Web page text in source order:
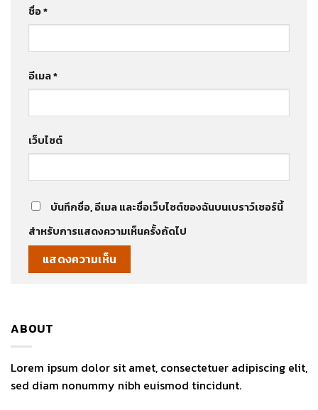
ชื่อ*
อีเมล*
เว็บไซต์
บันทึกชื่อ, อีเมล และชื่อเว็บไซต์ของฉันบนเบราว์เซอร์นี้
สำหรับการแสดงความเห็นครั้งถัดไป
ABOUT
Lorem ipsum dolor sit amet, consectetuer adipiscing elit,
sed diam nonummy nibh euismod tincidunt.